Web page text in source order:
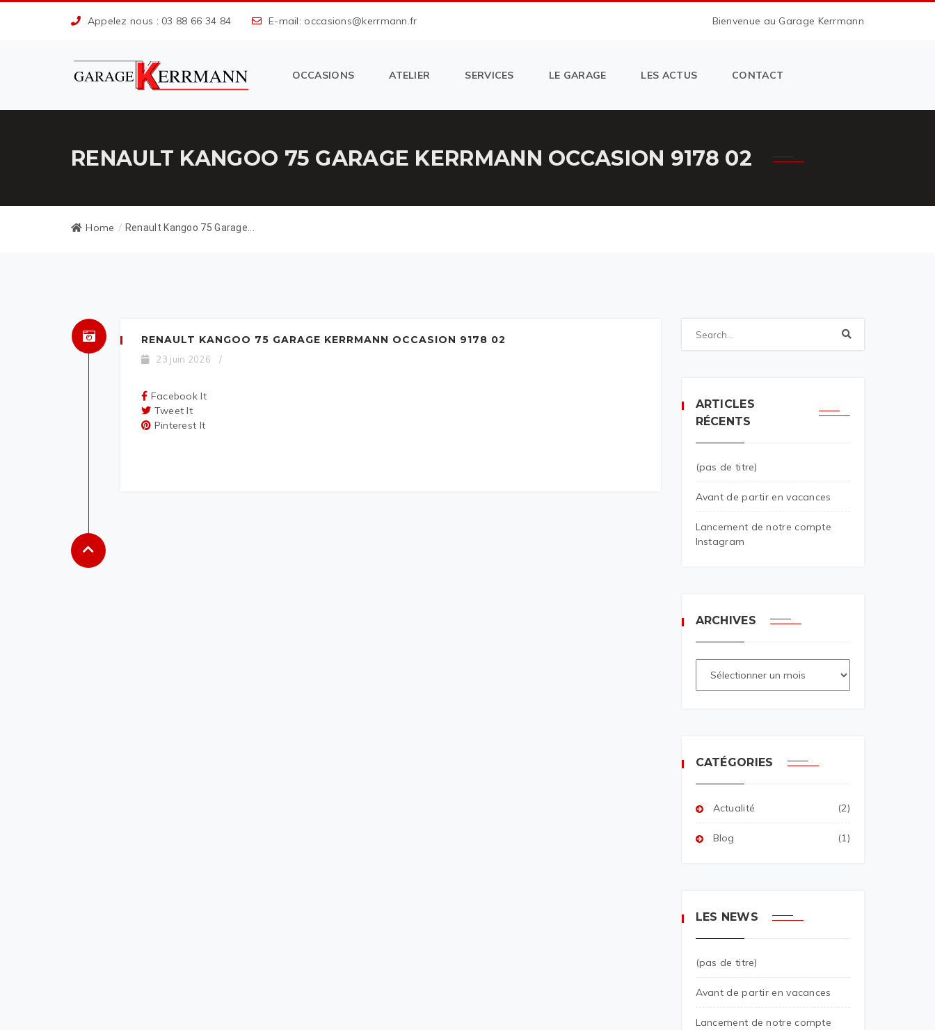
Appelez nous : 03 88 66 34 84 E-mail: occasions@kerrmann.fr Bienvenue au Garage Kerrmann
OCCASIONS ATELIER SERVICES LE GARAGE LES ACTUS CONTACT
RENAULT KANGOO 75 GARAGE KERRMANN OCCASION 9178 02
Home / Renault Kangoo 75 Garage...
RENAULT KANGOO 75 GARAGE KERRMANN OCCASION 9178 02
23 juin 2026 /
Facebook It
Tweet It
Pinterest It
ARTICLES
RÉCENTS
(pas de titre)
Avant de partir en vacances
Lancement de notre compte
Instagram
ARCHIVES
CATÉGORIES
Actualité (2)
Blog (1)
LES NEWS
(pas de titre)
Avant de partir en vacances
Lancement de notre compte